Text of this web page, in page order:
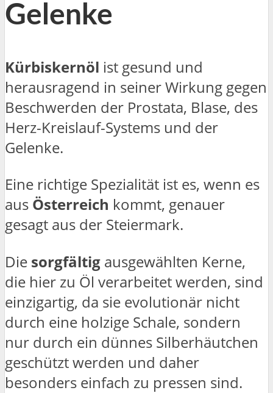
Gelenke
Kürbiskernöl ist gesund und
herausragend in seiner Wirkung gegen
Beschwerden der Prostata, Blase, des
Herz-Kreislauf-Systems und der
Gelenke.
Eine richtige Spezialität ist es, wenn es
aus Österreich kommt, genauer
gesagt aus der Steiermark.
Die sorgfältig ausgewählten Kerne,
die hier zu Öl verarbeitet werden, sind
einzigartig, da sie evolutionär nicht
durch eine holzige Schale, sondern
nur durch ein dünnes Silberhäutchen
geschützt werden und daher
besonders einfach zu pressen sind.